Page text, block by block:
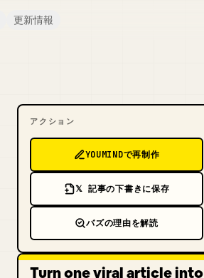
更新情報
アクション
YOUMINDで再制作
𝕏 記事の下書きに保存
バズの理由を解読
Turn one viral article into